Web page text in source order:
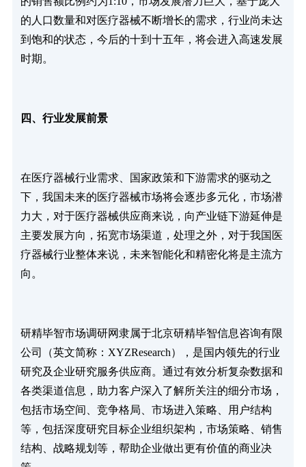
的人口数量和对医疗器械不断增长的需求，行业尚未达
到饱和的状态，今后的十到十五年，将会进入高速发展
时期。
四、行业发展前景
在医疗器械行业需求、国家政策和下游需求的驱动之
下，我国未来的医疗器械市场将会逐步多元化，市场潜
力大，对于医疗器械供应商来说，向产业链下游延伸是
主要发展方向，拓宽市场渠道，处理之外，对于我国医
疗器械行业整体来说，未来智能化和精密化将是主流方
向。
研精毕智市场调研网隶属于北京研精毕智信息咨询有限
公司（英文简称：XYZResearch），是国内领先的行业
研究及企业研究服务供应商。通过有效分析复杂数据和
各类渠道信息，助力客户深入了解所关注的细分市场，
包括市场空间、竞争格局、市场进入策略、用户结构
等，包括深度研究目标企业组织架构，市场策略、销售
结构、战略规划等，帮助企业做出更有价值的商业决